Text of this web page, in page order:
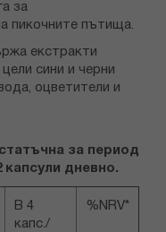
за
пикочните пътища.
екстракти
сини и черни
оцветители и
за период
дневно.
В 4
капс./
%NRV*